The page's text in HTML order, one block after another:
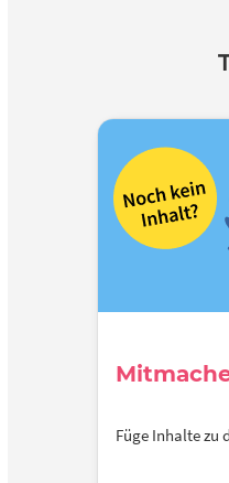
Füge Inhalte zu